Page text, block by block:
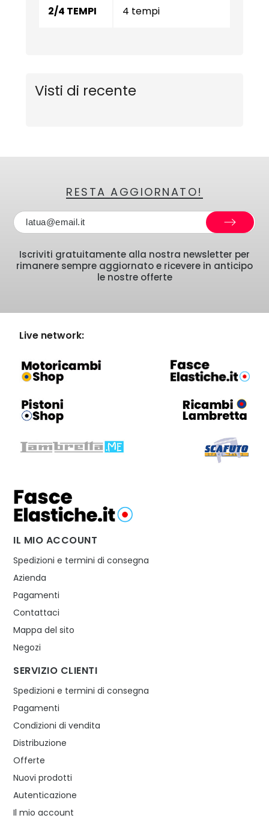
2/4 TEMPI 4 tempi
Visti di recente
RESTA AGGIORNATO!
Iscriviti gratuitamente alla nostra newsletter per
rimanere sempre aggiornato e ricevere in anticipo
le nostre offerte
Live network:
IL MIO ACCOUNT
Spedizioni e termini di consegna
Azienda
Pagamenti
Contattaci
Mappa del sito
Negozi
SERVIZIO CLIENTI
Spedizioni e termini di consegna
Pagamenti
Condizioni di vendita
Distribuzione
Offerte
Nuovi prodotti
Autenticazione
Il mio account